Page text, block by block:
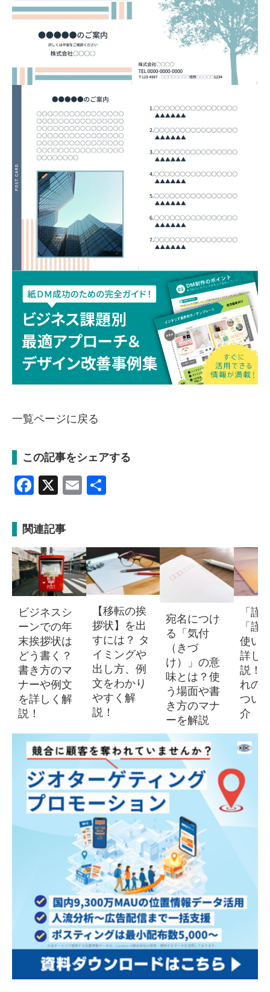
一覧ページに戻る
この記事をシェアする
Facebook
X Email
関連記事
ビジネスシ
ーンでの年
末挨拶状は
どう書く？
書き方のマ
ナーや例文
を詳しく解
説！
【移転の挨
拶状】を出
すには？ タ
イミングや
出し方、例
文をわかり
やすく解
説！
宛名につけ
る「気付
（きづ
け）」の意
味とは？使
う場面や書
き方のマナ
ーを解説
「謹
「謹
使い
詳し
説！
れの
つい
介